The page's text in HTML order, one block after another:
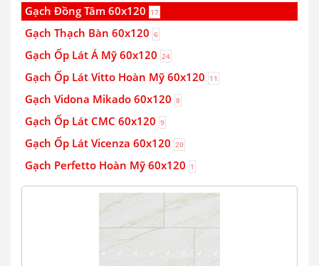
Gạch Đồng Tâm 60x120 17
Gạch Thạch Bàn 60x120 6
Gạch Ốp Lát Á Mỹ 60x120 24
Gạch Ốp Lát Vitto Hoàn Mỹ 60x120 11
Gạch Vidona Mikado 60x120 8
Gạch Ốp Lát CMC 60x120 9
Gạch Ốp Lát Vicenza 60x120 20
Gạch Perfetto Hoàn Mỹ 60x120 1